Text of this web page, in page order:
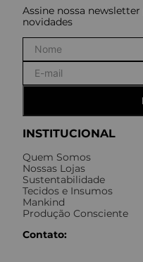
INSTITUCIONAL
Quem Somos
Nossas Lojas
Sustentabilidade
Tecidos e Insumos
Mankind
Produção Consciente
Contato:
Assine nossa
novidades